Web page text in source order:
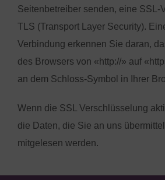
Seitenbetreiber senden, eine SSL-
TLS (Transport Layer Security).
Verbindung erkennen Sie daran,
des Browsers von «http://» auf
an dem Schloss-Symbol in Ihrer
Wenn die SSL Verschlüsselung
die Daten, die Sie an uns
mitgelesen werden.